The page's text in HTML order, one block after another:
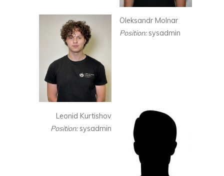
Oleksandr Molnar
Position:sysadmin
Leonid Kurtishov
Position:sysadmin